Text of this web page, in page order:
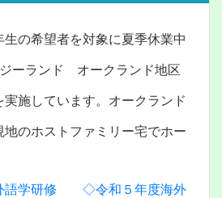
の希望者を対象に夏季休業中
ーランド オークランド地区
施しています。オークランド
地のホストファミリー宅でホー
学研修
◇令和５年度海外